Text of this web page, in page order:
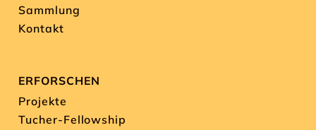
Sammlung
Kontakt
ERFORSCHEN
Projekte
Tucher-Fellowship